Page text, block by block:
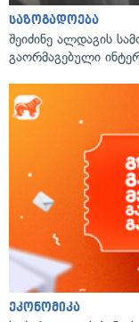
საზოგადოება
შეიძინე ალდაგის
გაორმაგებული
ეკონომიკა